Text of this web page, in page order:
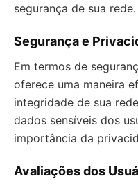
segurança de sua rede.
Segurança e
Em termos de
oferece uma maneira
integridade de sua
dados sensíveis dos
importância da
Avaliações dos